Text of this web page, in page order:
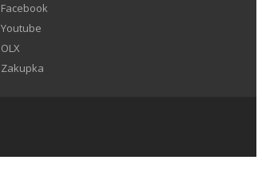
Facebook
Youtube
OLX
Zakupka